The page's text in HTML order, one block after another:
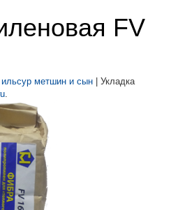
FV
ильсур метшин и сын | Укладка
.